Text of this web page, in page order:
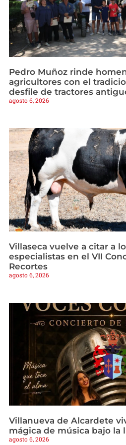
Pedro Muñoz rinde
agricultores con el
desfile de tractores
agosto 6, 2026
Villaseca vuelve a citar a
especialistas en el VII
Recortes
agosto 6, 2026
Villanueva de Alcardete
mágica de música bajo la
agosto 6, 2026